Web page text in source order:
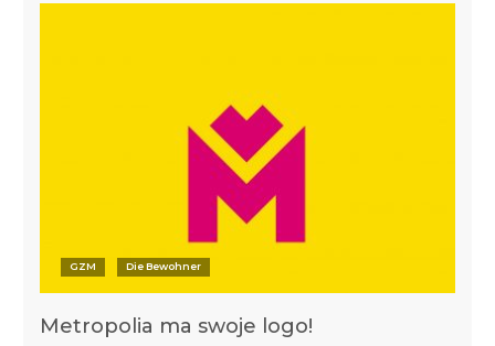
GZM Die Bewohner
Metropolia ma swoje logo!